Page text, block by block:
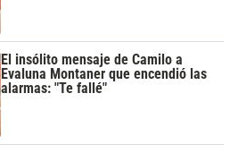
El insólito mensaje de Camilo a
Evaluna Montaner que encendió las
alarmas: "Te fallé"